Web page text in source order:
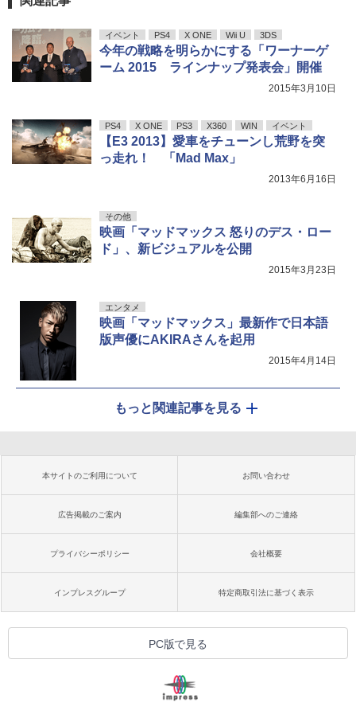
イベント PS4 X ONE Wii U 3DS
今年の戦略を明らかにする「ワーナーゲ
ーム 2015 ラインナップ発表会」開催
2015年3月10日
PS4 X ONE PS3 X360 WIN イベント
【E3 2013】愛車をチューンし荒野を突
っ走れ！ 「Mad Max」
2013年6月16日
その他
映画「マッドマックス 怒りのデス・ロー
ド」、新ビジュアルを公開
2015年3月23日
エンタメ
映画「マッドマックス」最新作で日本語
版声優にAKIRAさんを起用
2015年4月14日
もっと関連記事を見る
本サイトのご利用について お問い合わせ
広告掲載のご案内 編集部へのご連絡
プライバシーポリシー 会社概要
インプレスグループ 特定商取引法に基づく表示
PC版で見る